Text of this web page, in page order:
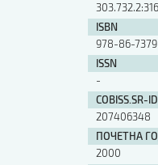
ISBN
978-86-
ISSN
-
COBISS.SR-ID
207406348
ПОЧЕТНА
2000